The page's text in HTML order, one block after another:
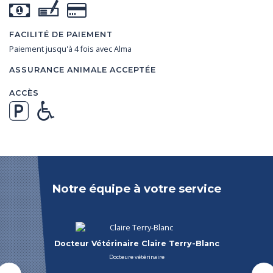
FACILITÉ DE PAIEMENT
Paiement jusqu'à 4 fois avec Alma
ASSURANCE ANIMALE ACCEPTÉE
ACCÈS
Notre équipe à votre service
Docteur Vétérinaire Sybille ARTHAUD